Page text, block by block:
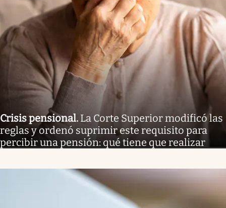
Crisis pensional. La Corte Superior modificó las
reglas y ordenó suprimir este requisito para
percibir una pensión: qué tiene que realizar